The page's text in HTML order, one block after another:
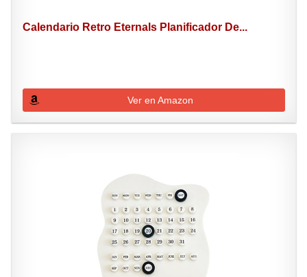
Calendario Retro Eternals Planificador De...
Ver en Amazon